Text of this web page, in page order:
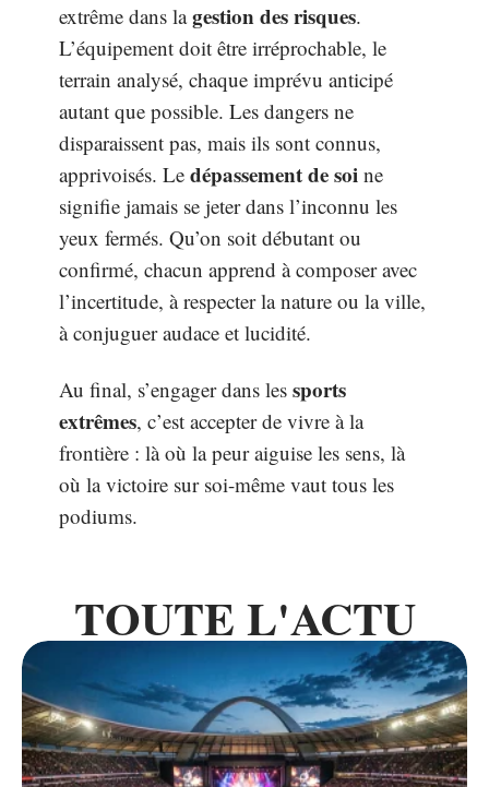
extrême dans lagestion des risques.
L’équipement doit être irréprochable, le
terrain analysé, chaque imprévu anticipé
autant que possible. Les dangers ne
disparaissent pas, mais ils sont connus,
apprivoisés. Le dépassement de soi ne
signifie jamais se jeter dans l’inconnu les
yeux fermés. Qu’on soit débutant ou
confirmé, chacun apprend à composer avec
l’incertitude, à respecter la nature ou la ville,
à conjuguer audace et lucidité.
Au final, s’engager dans les sports
extrêmes, c’est accepter de vivre à la
frontière : là où la peur aiguise les sens, là
où la victoire sur soi-même vaut tous les
podiums.
TOUTE L'ACTU